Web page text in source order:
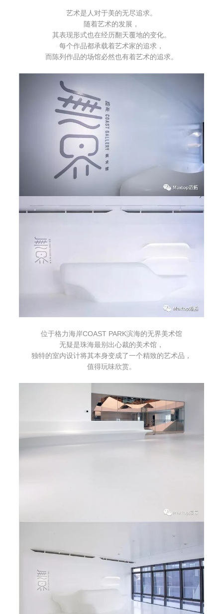
艺术是人对于美的无尽追求。
随着艺术的发展，
其表现形式也在经历翻天覆地的变化。
每个作品都承载着艺术家的追求，
而陈列作品的场馆必然也有着艺术的追求。
位于格力海岸COAST PARK滨海的无界美术馆
无疑是珠海最别出心裁的美术馆，
独特的室内设计将其本身变成了一个精致的艺术品，
值得玩味欣赏。